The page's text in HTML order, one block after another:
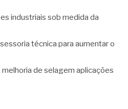
industriais sob medida da
técnica para aumentar o
de selagem aplicações